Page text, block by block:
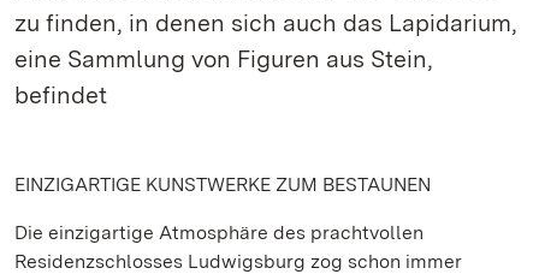
zu finden, in denen sich auch das Lapidarium,
eine Sammlung von Figuren aus Stein,
befindet
EINZIGARTIGE KUNSTWERKE ZUM BESTAUNEN
Die einzigartige Atmosphäre des prachtvollen
Residenzschlosses Ludwigsburg zog schon immer